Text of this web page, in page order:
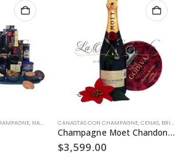
, NAVIDAD ,REGALOS EMPRESARIALES
CANASTAS CON CHAMPAGNE,CENAS, BRINDIS Y REGALOS HOME OFFICE
Champagne Moet Chandon Imperial con chocolates Lady Godiva – MO22
$3,599.00